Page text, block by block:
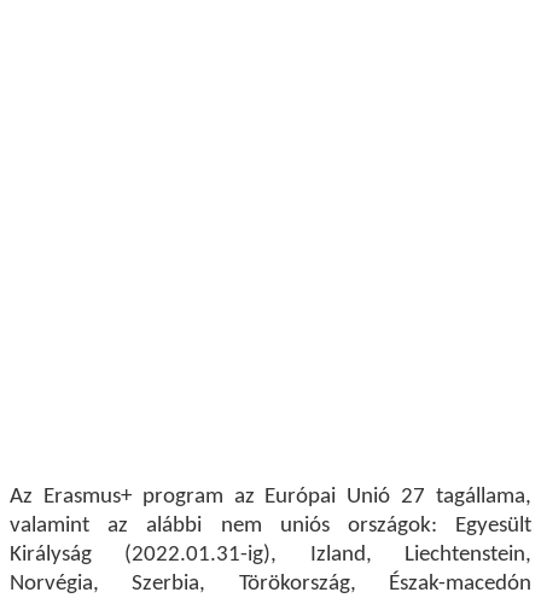
Az Erasmus+program az Európai Unió 27 tagállama,
valamint az alábbi nem uniós országok: Egyesült
Királyság (2022.01.31-ig), Izland, Liechtenstein,
Norvégia, Szerbia, Törökország, Észak-macedón